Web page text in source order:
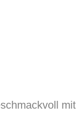
mit